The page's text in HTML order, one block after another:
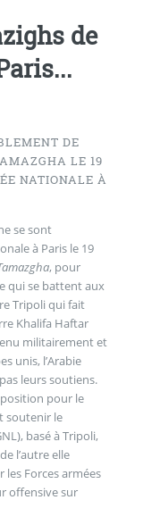
de
DE
LE 19
NATIONALE À
se sont
à Paris le 19
, pour
qui se battent aux
Tripoli qui fait
Khalifa Haftar
militairement et
unis, l’Arabie
leurs soutiens.
pour le
soutenir le
basé à Tripoli,
l’autre elle
les Forces armées
offensive sur